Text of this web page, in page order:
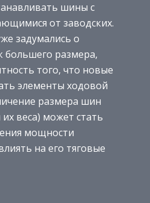
шины с
от заводских.
задумались о
большего размера,
того, что новые
элементы ходовой
размера шин
веса) может стать
мощности
на его тяговые